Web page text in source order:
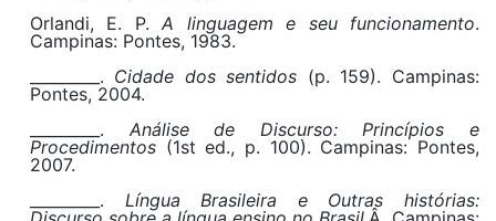
Orlandi, E. P.A linguagem e seu funcionamento.
Campinas: Pontes, 1983.
_________. Cidade dos sentidos (p. 159). Campinas:
Pontes, 2004.
_________. Análise de Discurso: Princípios e
Procedimentos(1st ed., p. 100). Campinas: Pontes,
2007.
_________. Língua Brasileira e Outras histórias: